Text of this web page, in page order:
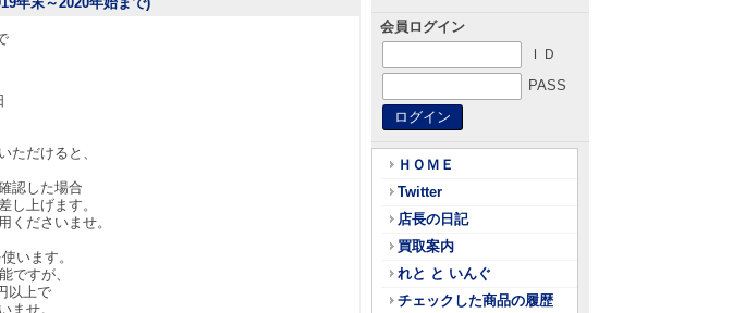
ただけると、
認した場合
し上げます。
くださいませ。
います。
ですが、
以上で
ませ。
会員ログイン
ＩＤ
PASS
ＨＯＭＥ
Twitter
店長の日記
買取案内
れと と いんぐ
チェックした商品の履歴